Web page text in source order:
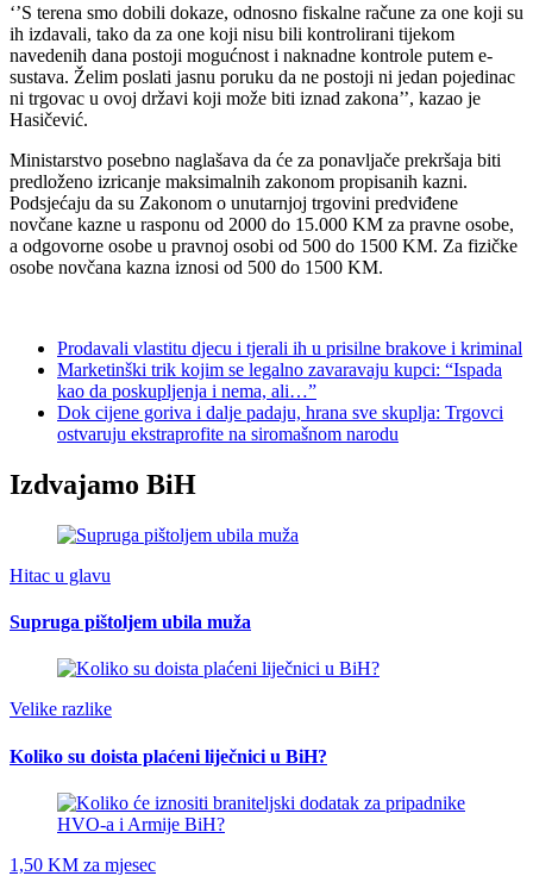
‘’S terena smo dobili dokaze, odnosno fiskalne račune za one koji su
ih izdavali, tako da za one koji nisu bili kontrolirani tijekom
navedenih dana postoji mogućnost i naknadne kontrole putem e-
sustava. Želim poslati jasnu poruku da ne postoji ni jedan pojedinac
ni trgovac u ovoj državi koji može biti iznad zakona’’, kazao je
Hasičević.
Ministarstvo posebno naglašava da će za ponavljače prekršaja biti
predloženo izricanje maksimalnih zakonom propisanih kazni.
Podsjećaju da su Zakonom o unutarnjoj trgovini predviđene
novčane kazne u rasponu od 2000 do 15.000 KM za pravne osobe,
a odgovorne osobe u pravnoj osobi od 500 do 1500 KM. Za fizičke
osobe novčana kazna iznosi od 500 do 1500 KM.
Prodavali vlastitu djecu i tjerali ih u prisilne brakove i kriminal
Marketinški trik kojim se legalno zavaravaju kupci: “Ispada
kao da poskupljenja i nema, ali…”
Dok cijene goriva i dalje padaju, hrana sve skuplja: Trgovci
ostvaruju ekstraprofite na siromašnom narodu
Izdvajamo BiH
Hitac u glavu
Supruga pištoljem ubila muža
Velike razlike
Koliko su doista plaćeni liječnici u BiH?
1,50 KM za mjesec